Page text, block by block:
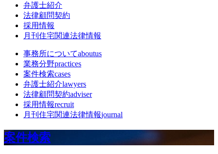
弁護士紹介
法律顧問契約
採用情報
月刊住宅関連法律情報
事務所についてaboutus
業務分野practices
案件検索cases
弁護士紹介lawyers
法律顧問契約adviser
採用情報recruit
月刊住宅関連法律情報journal
案件検索